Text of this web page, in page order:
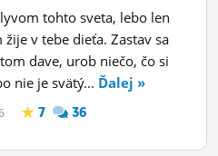
tohto sveta, lebo len
v tebe dieťa. Zastav sa
dave, urob niečo, čo si
nie je svätý... Ďalej »
7 36